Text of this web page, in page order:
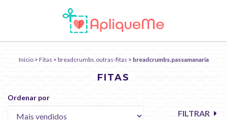
Início > Fitas > breadcrumbs.outras-fitas > breadcrumbs.passamanaria
FITAS
Ordenar por
FILTRAR